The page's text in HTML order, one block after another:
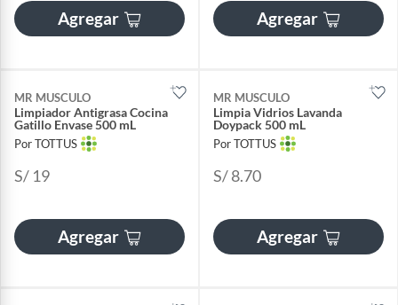
Agregar Agregar
MR MUSCULO
Limpiador Antigrasa Cocina
Gatillo Envase 500 mL
Por TOTTUS
S/ 19
Agregar
MR MUSCULO
Limpia Vidrios Lavanda
Doypack 500 mL
Por TOTTUS
S/ 8.70
Agregar